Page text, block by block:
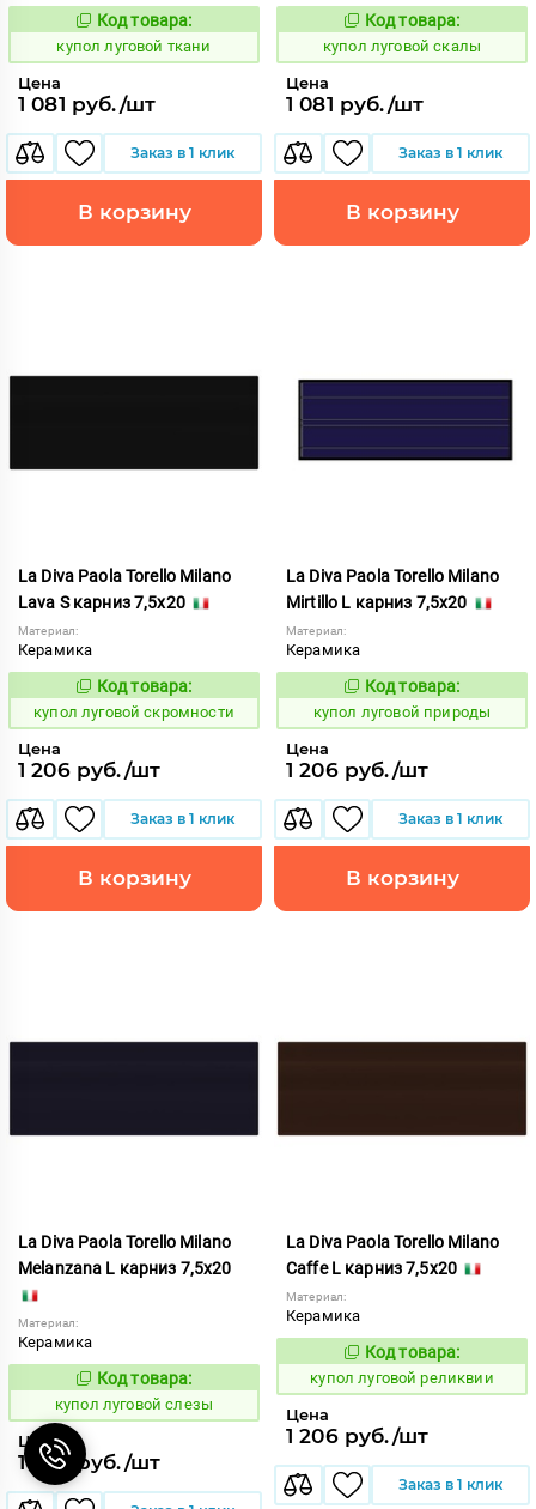
849980
Код товара:
купол луговой ткани
Цена
1 081 руб./шт
Заказ в 1 клик
В корзину
849966
Код товара:
купол луговой скалы
Цена
1 081 руб./шт
Заказ в 1 клик
В корзину
La Diva Paola Torello Milano
Lava S карниз 7,5x20
Материал:
Керамика
849968
Код товара:
купол луговой скромности
Цена
1 206 руб./шт
Заказ в 1 клик
В корзину
La Diva Paola Torello Milano
Mirtillo L карниз 7,5x20
Материал:
Керамика
849975
Код товара:
купол луговой природы
Цена
1 206 руб./шт
Заказ в 1 клик
В корзину
La Diva Paola Torello Milano
Melanzana L карниз 7,5x20
Материал:
Керамика
849971
Код товара:
купол луговой слезы
Цена
1 206 руб./шт
La Diva Paola Torello Milano
Caffe L карниз 7,5x20
Материал:
Керамика
849955
Код товара:
купол луговой реликвии
Цена
1 206 руб./шт
Заказ в 1 клик